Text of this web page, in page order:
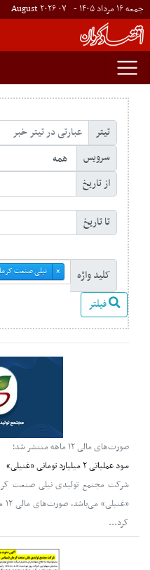
جمعه ۱۶ مرداد ۱۴۰۵ - ۰۷۲۰۲۶
تیتر
سرویس
از تاریخ
تا تاریخ
کلید واژه نیلی صنعت ×
فیلتر
صورت‌های مالی ۱۲ ماهه منتشر شد؛
سود عملیاتی ۲ میلیارد تومانی «غنیلی»
شرکت مجتمع تولیدی نیلی صنعت
کرد...